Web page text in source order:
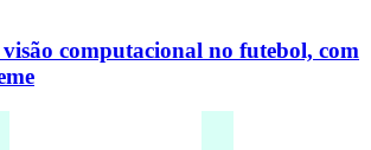
computacional no futebol, com